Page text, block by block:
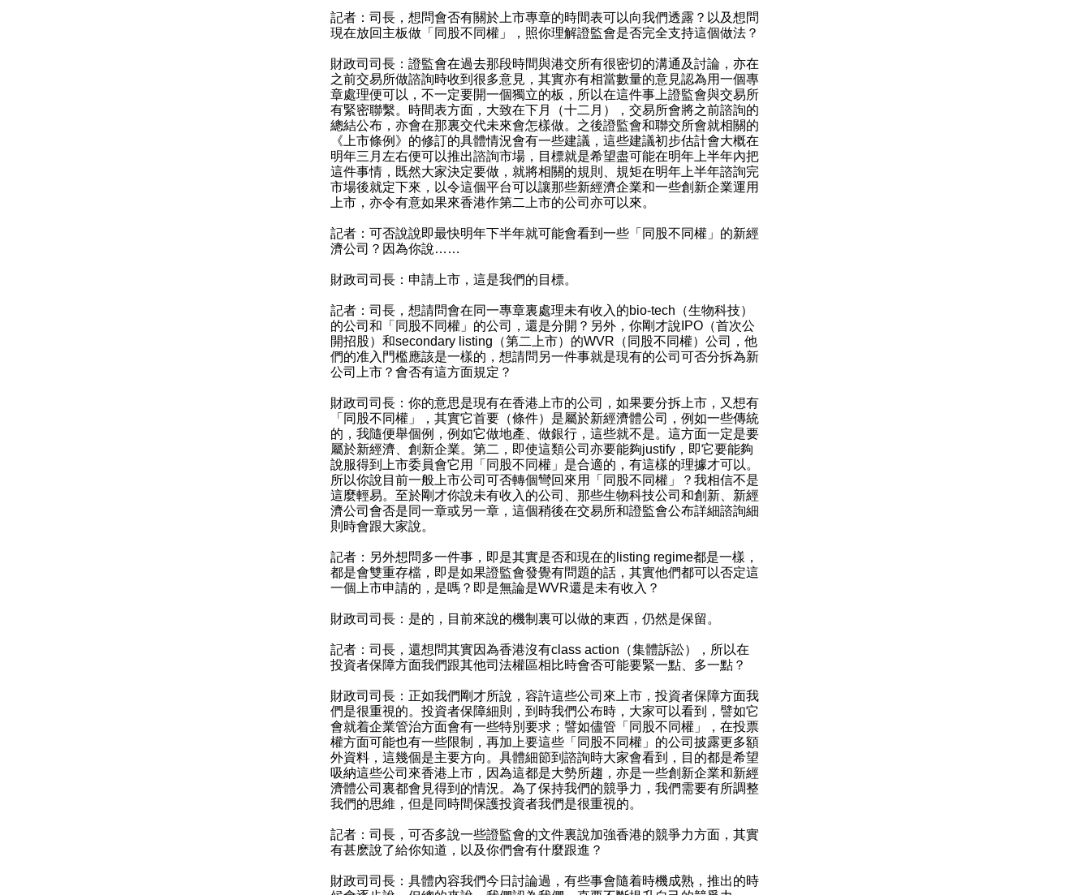
記者：司長，想問會否有關於上市專章的時間表可以向我們透露？以及想問
現在放回主板做「同股不同權」，照你理解證監會是否完全支持這個做法？
財政司司長：證監會在過去那段時間與港交所有很密切的溝通及討論，亦在
之前交易所做諮詢時收到很多意見，其實亦有相當數量的意見認為用一個專
章處理便可以，不一定要開一個獨立的板，所以在這件事上證監會與交易所
有緊密聯繫。時間表方面，大致在下月（十二月），交易所會將之前諮詢的
總結公布，亦會在那裏交代未來會怎樣做。之後證監會和聯交所會就相關的
《上市條例》的修訂的具體情況會有一些建議，這些建議初步估計會大概在
明年三月左右便可以推出諮詢市場，目標就是希望盡可能在明年上半年內把
這件事情，既然大家決定要做，就將相關的規則、規矩在明年上半年諮詢完
市場後就定下來，以令這個平台可以讓那些新經濟企業和一些創新企業運用
上市，亦令有意如果來香港作第二上市的公司亦可以來。
記者：可否說說即最快明年下半年就可能會看到一些「同股不同權」的新經
濟公司？因為你說……
財政司司長：申請上市，這是我們的目標。
記者：司長，想請問會在同一專章裏處理未有收入的bio-tech（生物科技）
的公司和「同股不同權」的公司，還是分開？另外，你剛才說IPO（首次公
開招股）和secondary listing（第二上市）的WVR（同股不同權）公司，他
們的准入門檻應該是一樣的，想請問另一件事就是現有的公司可否分拆為新
公司上市？會否有這方面規定？
財政司司長：你的意思是現有在香港上市的公司，如果要分拆上市，又想有
「同股不同權」，其實它首要（條件）是屬於新經濟體公司，例如一些傳統
的，我隨便舉個例，例如它做地產、做銀行，這些就不是。這方面一定是要
屬於新經濟、創新企業。第二，即使這類公司亦要能夠justify，即它要能夠
說服得到上市委員會它用「同股不同權」是合適的，有這樣的理據才可以。
所以你說目前一般上市公司可否轉個彎回來用「同股不同權」？我相信不是
這麼輕易。至於剛才你說未有收入的公司、那些生物科技公司和創新、新經
濟公司會否是同一章或另一章，這個稍後在交易所和證監會公布詳細諮詢細
則時會跟大家說。
記者：另外想問多一件事，即是其實是否和現在的listing regime都是一樣，
都是會雙重存檔，即是如果證監會發覺有問題的話，其實他們都可以否定這
一個上市申請的，是嗎？即是無論是WVR還是未有收入？
財政司司長：是的，目前來說的機制裏可以做的東西，仍然是保留。
記者：司長，還想問其實因為香港沒有class action（集體訴訟），所以在
投資者保障方面我們跟其他司法權區相比時會否可能要緊一點、多一點？
財政司司長：正如我們剛才所說，容許這些公司來上市，投資者保障方面我
們是很重視的。投資者保障細則，到時我們公布時，大家可以看到，譬如它
會就着企業管治方面會有一些特別要求；譬如儘管「同股不同權」，在投票
權方面可能也有一些限制，再加上要這些「同股不同權」的公司披露更多額
外資料，這幾個是主要方向。具體細節到諮詢時大家會看到，目的都是希望
吸納這些公司來香港上市，因為這都是大勢所趨，亦是一些創新企業和新經
濟體公司裏都會見得到的情況。為了保持我們的競爭力，我們需要有所調整
我們的思維，但是同時間保護投資者我們是很重視的。
記者：司長，可否多說一些證監會的文件裏說加強香港的競爭力方面，其實
有甚麽說了給你知道，以及你們會有什麼跟進？
財政司司長：具體內容我們今日討論過，有些事會隨着時機成熟，推出的時